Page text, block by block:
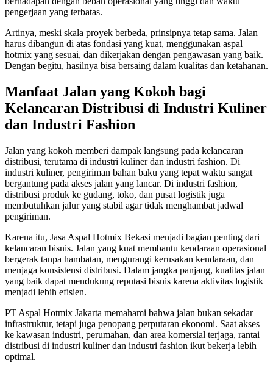
pengerjaan yang terbatas.
Artinya, meski skala proyek berbeda, prinsipnya tetap sama. Jalan
harus dibangun di atas fondasi yang kuat, menggunakan aspal
hotmix yang sesuai, dan dikerjakan dengan pengawasan yang baik.
Dengan begitu, hasilnya bisa bersaing dalam kualitas dan ketahanan.
Manfaat Jalan yang Kokoh bagi
Kelancaran Distribusi di Industri Kuliner
dan Industri Fashion
Jalan yang kokoh memberi dampak langsung pada kelancaran
distribusi, terutama di industri kuliner dan industri fashion. Di
industri kuliner, pengiriman bahan baku yang tepat waktu sangat
bergantung pada akses jalan yang lancar. Di industri fashion,
distribusi produk ke gudang, toko, dan pusat logistik juga
membutuhkan jalur yang stabil agar tidak menghambat jadwal
pengiriman.
Karena itu, Jasa Aspal Hotmix Bekasi menjadi bagian penting dari
kelancaran bisnis. Jalan yang kuat membantu kendaraan operasional
bergerak tanpa hambatan, mengurangi kerusakan kendaraan, dan
menjaga konsistensi distribusi. Dalam jangka panjang, kualitas jalan
yang baik dapat mendukung reputasi bisnis karena aktivitas logistik
menjadi lebih efisien.
PT Aspal Hotmix Jakarta memahami bahwa jalan bukan sekadar
infrastruktur, tetapi juga penopang perputaran ekonomi. Saat akses
ke kawasan industri, perumahan, dan area komersial terjaga, rantai
distribusi di industri kuliner dan industri fashion ikut bekerja lebih
optimal.